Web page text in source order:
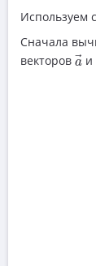
Используем
Сначала
векторов →
a
a →
и